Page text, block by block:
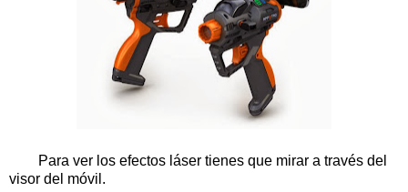
Para ver los efectos láser tienes que mirar a través del
visor del móvil.